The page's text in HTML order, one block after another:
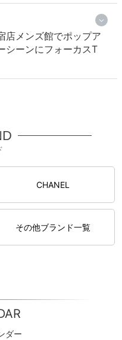
店メンズ館でポップア
ーンにフォーカスT
CHANEL
その他ブランド一覧
ダー